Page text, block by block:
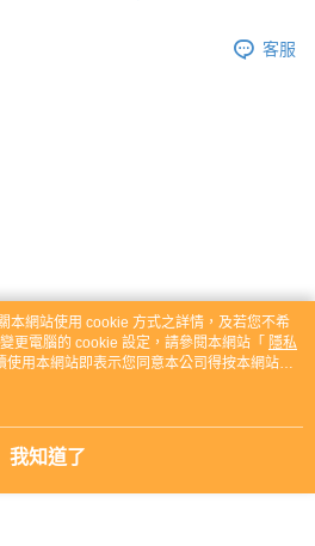
客服
本網站使用 cookie 方式之詳情，及若您不希
更電腦的 cookie 設定，請參閱本網站「 隱私
使用本網站即表示您同意本公司得按本網站使
我知道了